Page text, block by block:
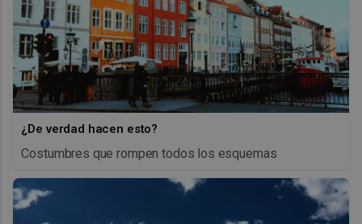
¿De verdad hacen esto?
Costumbres que rompen todos los esquemas